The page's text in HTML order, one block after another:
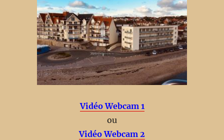
Vidéo Webcam 1
ou
Vidéo Webcam 2